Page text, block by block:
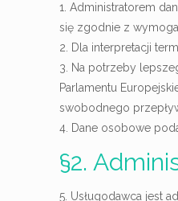
1. Administratorem
się zgodnie z
2. Dla interpretacji
3. Na potrzeby
Parlamentu
swobodnego
4. Dane osobowe
§2.
5. Usługodawca jest